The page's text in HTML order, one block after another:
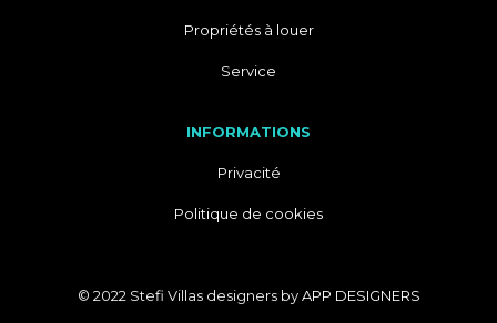
Propriétés à louer
Service
INFORMATIONS
Privacité
Politique de cookies
© 2022 Stefi Villas designers byAPP DESIGNERS